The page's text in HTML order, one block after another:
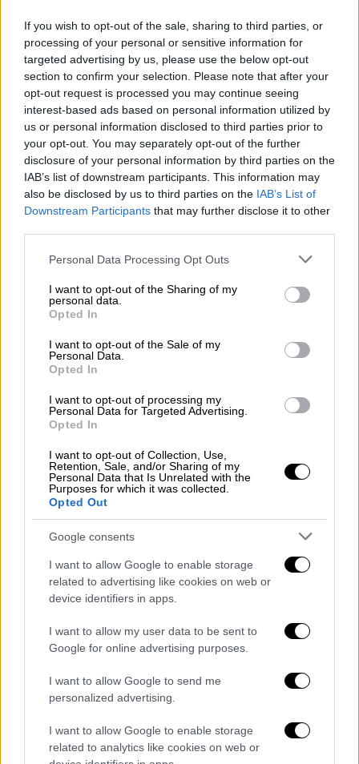
If you wish to opt-out of the sale, sharing to third parties, or
processing of your personal or sensitive information for
targeted advertising by us, please use the below opt-out
section to confirm your selection. Please note that after your
opt-out request is processed you may continue seeing
interest-based ads based on personal information utilized by
us or personal information disclosed to third parties prior to
your opt-out. You may separately opt-out of the further
disclosure of your personal information by third parties on the
IAB’s list of downstream participants. This information may
also be disclosed by us to third parties on the IAB’s List of
Downstream Participants that may further disclose it to other
Please note that this website/app uses one or more Google
not limited to your visit or usage behaviour. You may click to
grant or deny consent to Google and its third-party tags to
use your data for below specified purposes in below Google
consent section.
Personal Data Processing Opt Outs
I want to opt-out of the Sharing of my
personal data.
Opted In
I want to opt-out of the Sale of my
Personal Data.
Opted In
I want to opt-out of processing my
Personal Data for Targeted Advertising.
Opted In
I want to opt-out of Collection, Use,
Retention, Sale, and/or Sharing of my
Personal Data that Is Unrelated with the
Purposes for which it was collected.
Opted Out
Google consents
I want to allow Google to enable storage
related to advertising like cookies on web or
device identifiers in apps.
I want to allow my user data to be sent to
Google for online advertising purposes.
I want to allow Google to send me
personalized advertising.
I want to allow Google to enable storage
related to analytics like cookies on web or
Παράλληλα, τακαταστήματαθα μείνουν
ανοιχτά και την Κυριακή 19 Ιουλίου με
προτεινόμενο ωράριο λειτουργίας είναι από
τις 11:00 έως τις 18:00, χωρίς να είναι
υποχρεωτικό για όλες τις επιχειρήσεις να
ανοίξουν.
ΔΙΑΒΑΣΤΕ ΕΠΙΣΗΣ
Οικονομία |08.07.2026 07:43
Ακίνητα: Παράταση στο «πάγωμα»
ΦΠΑ και φόρου υπεραξίας σχεδιάζει
Κατά την περίοδο τωνεκπτώσεων
, οι
επιχειρήσεις έχουν την υποχρέωση να
ενημερώνουν τους καταναλωτές για την
προηγούμενη τιμή, ώστε να είναι σαφές το
πραγματικό ποσό της μείωσης.
Συγκεκριμένα, η προηγούμενη τιμή είναι η
χαμηλότερη τιμή στην οποία είχε διατεθεί
το προϊόν μέσα στις τελευταίες 30 ημέρες
πριν από την έκπτωση. Για προϊόντα που
χρονικό διάστημα, λαμβάνεται υπόψη η
χαμηλότερη τιμή των τελευταίων 10
αναγραφή ποσοστού έκπτωσης
πρέπει να είναι ξεκάθαρο ότι πρόκειται για
πραγματική μείωση τιμής.
Σε περίπτωση που πάνω από το 60% των